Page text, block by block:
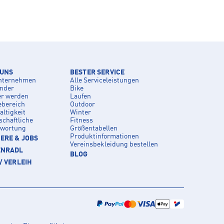
werden
& JOBS
VERLEIH
BESTER SERVICE
Alle Serviceleistungen
Bike
Laufen
Outdoor
Winter
Fitness
Größentabellen
Produktinformationen
Vereinsbekleidung bestellen
BLOG